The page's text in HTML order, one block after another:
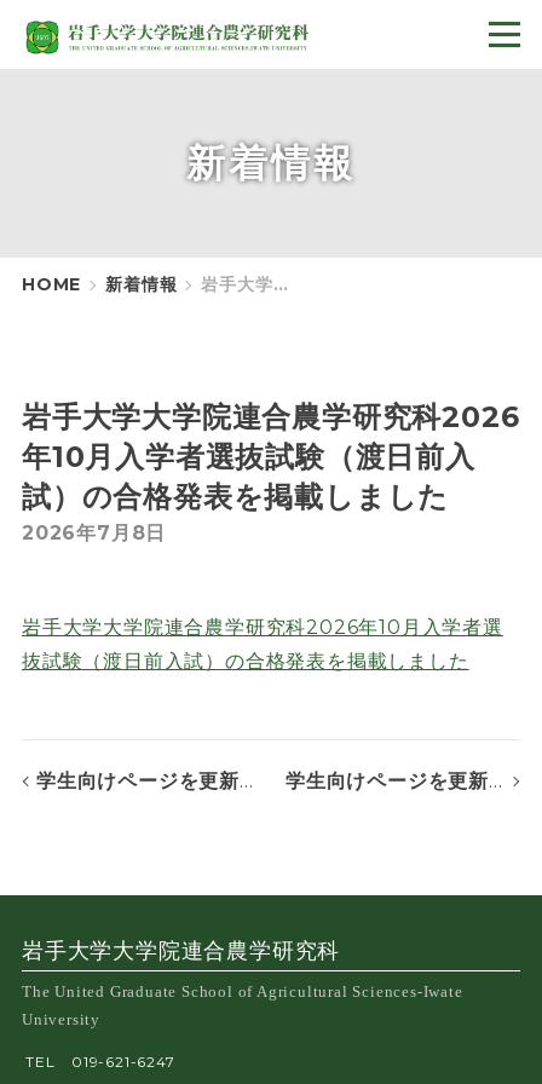
新着情報
HOME 新着情報 岩手大学大学院連合農学研究科2026年10月入学者選抜試験（渡日前入試）の合格発表を掲載しました
岩手大学大学院連合農学研究科2026
年10月入学者選抜試験（渡日前入
試）の合格発表を掲載しました
2026年7月8日
岩手大学大学院連合農学研究科2026年10月入学者選
抜試験（渡日前入試）の合格発表を掲載しました
学生向けページを更新しました。（佐藤陽国際奨学財団秋募集（2026年10⽉期及び2027年4⽉期 秋募集）のお知らせ） 学生向けページを更新しました。（授業料の口座引落日のお知らせ(８月)）
岩手大学大学院連合農学研究科
The United Graduate School of Agricultural Sciences-Iwate
University
TEL
019-621-6247